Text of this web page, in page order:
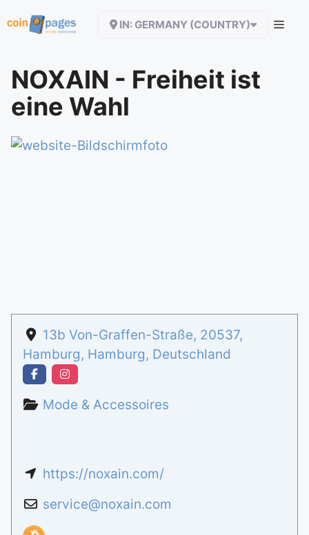
Inhalt
IN: GERMANY (COUNTRY)
NOXAIN - Freiheit ist
eine Wahl
13b Von-Graffen-Straße, 20537,
Hamburg, Hamburg, Deutschland
Mode & Accessoires
https://noxain.com/
service@noxain.com